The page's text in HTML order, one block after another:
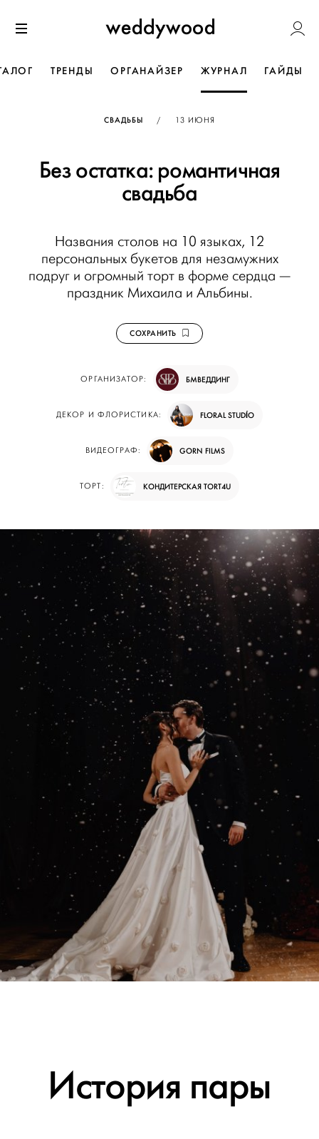
к содержанию
Weddywood
ТРЕНДЫ ОРГАНАЙЗЕР ЖУРНАЛ ГАЙДЫ
СВАДЬБЫ / ОПУБЛИКОВАНО
13 ИЮНЯ
Без остатка: романтичная
свадьба
Названия столов на 10 языках, 12
персональных букетов для незамужних
подруг и огромный торт в форме сердца —
праздник Михаила и Альбины.
СОХРАНИТЬ
ОРГАНИЗАТОР: БМВЕДДИНГ
ДЕКОР И ФЛОРИСТИКА: FLORAL STUDÍO
ВИДЕОГРАФ: GORN FILMS
ТОРТ: КОНДИТЕРСКАЯ TORT4U
История пары